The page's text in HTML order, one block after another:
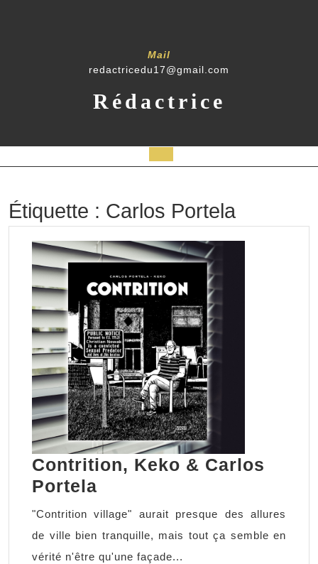
Mail
redactricedu17@gmail.com
Rédactrice
Button
Étiquette : Carlos Portela
Contrition, Keko & Carlos
Portela
Keko
&
Carlos
"Contrition village" aurait presque des allures
de ville bien tranquille, mais tout ça semble en
vérité n'être qu'une façade...